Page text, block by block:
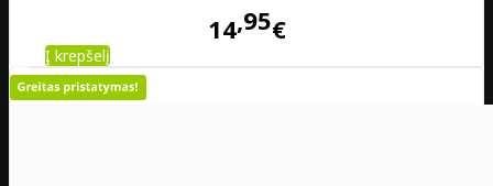
14 95€
Į krepšelį